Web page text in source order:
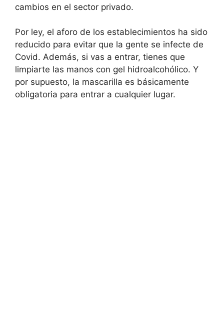
cambios en el sector privado.
Por ley, el aforo de los establecimientos ha sido
reducido para evitar que la gente se infecte de
Covid. Además, si vas a entrar, tienes que
limpiarte las manos con gel hidroalcohólico. Y
por supuesto, la mascarilla es básicamente
obligatoria para entrar a cualquier lugar.